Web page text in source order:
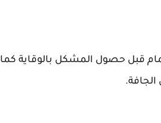
قبل حصول المشكل بالوقاية كما
الجافة.